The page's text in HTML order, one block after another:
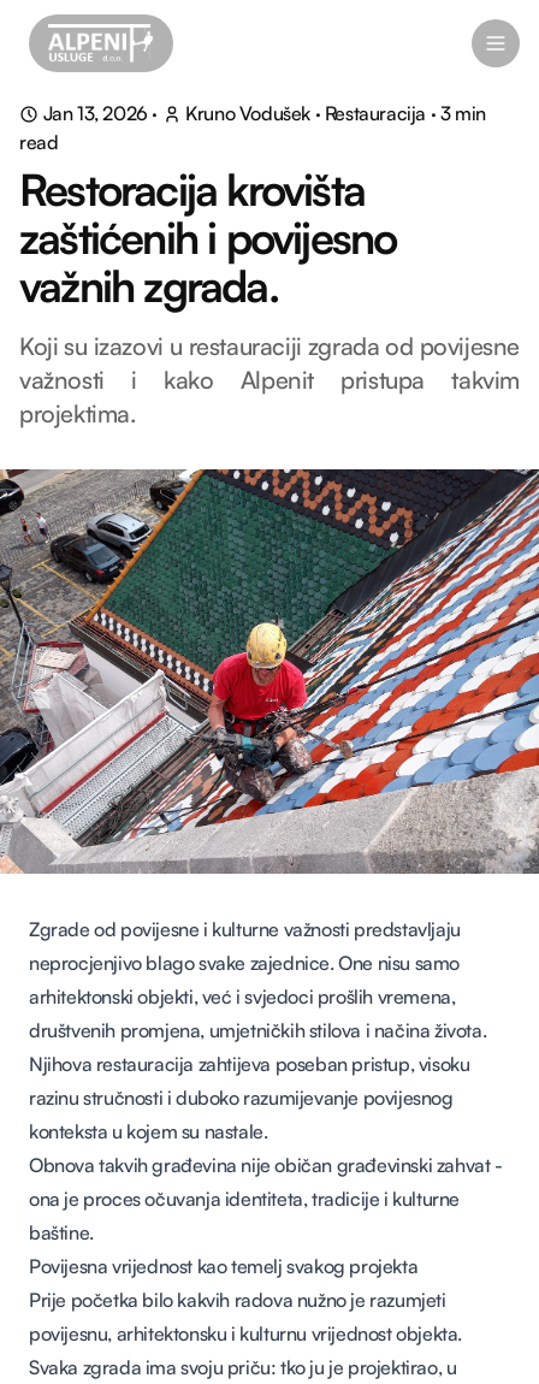
Jan 13, 2026 · Kruno Vodušek · Restauracija · 3min
read
Restoracija krovišta
zaštićenih i povijesno
važnih zgrada.
Koji su izazovi u restauraciji zgrada od povijesne
važnosti i kako Alpenit pristupa takvim
projektima.
Zgrade od povijesne i kulturne važnosti predstavljaju
neprocjenjivo blago svake zajednice. One nisu samo
arhitektonski objekti, već i svjedoci prošlih vremena,
društvenih promjena, umjetničkih stilova i načina života.
Njihova restauracija zahtijeva poseban pristup, visoku
razinu stručnosti i duboko razumijevanje povijesnog
konteksta u kojem su nastale.
Obnova takvih građevina nije običan građevinski zahvat -
ona je proces očuvanja identiteta, tradicije i kulturne
baštine.
Povijesna vrijednost kao temelj svakog projekta
Prije početka bilo kakvih radova nužno je razumjeti
povijesnu, arhitektonsku i kulturnu vrijednost objekta.
Svaka zgrada ima svoju priču: tko ju je projektirao, u